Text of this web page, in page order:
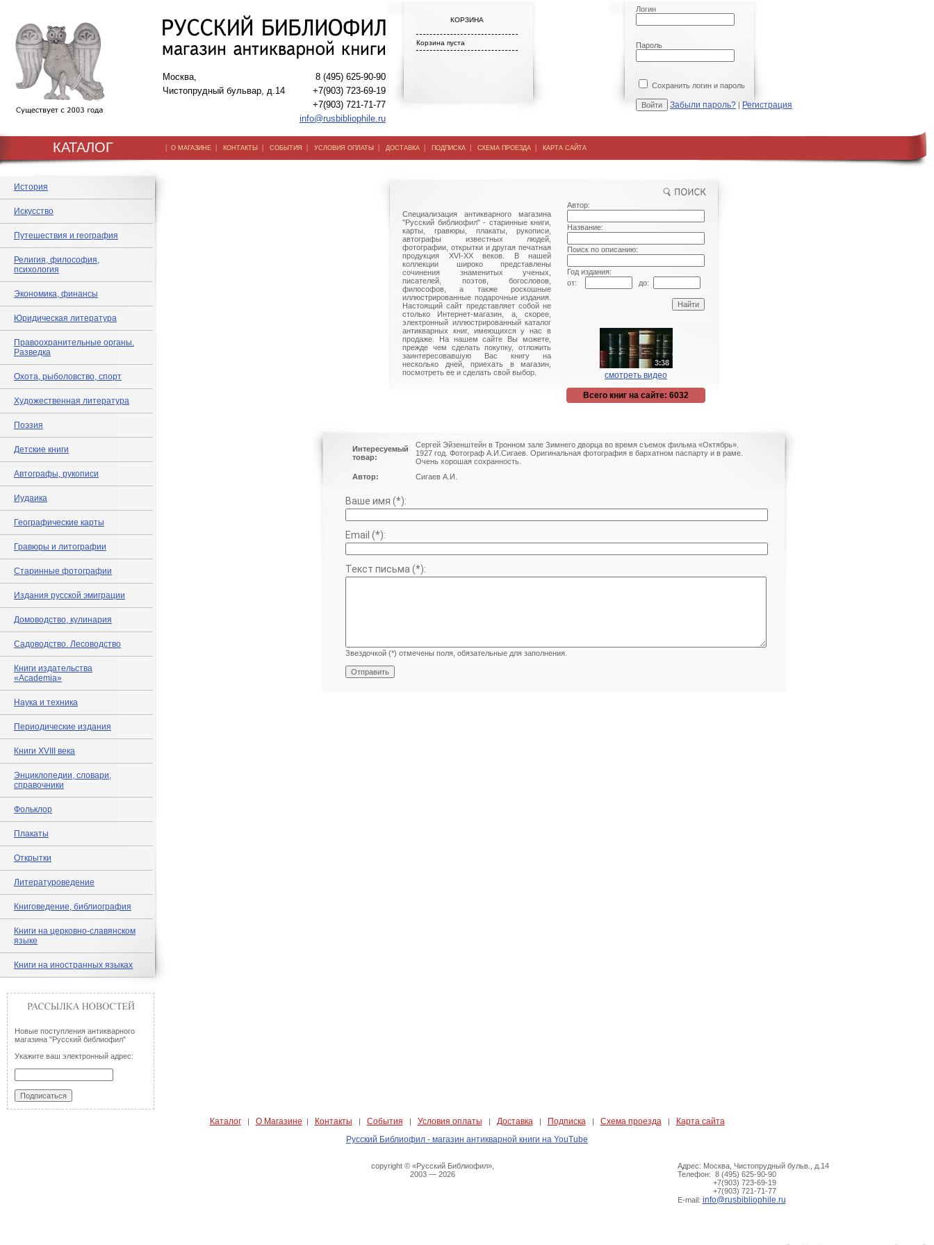
Москва,
Чистопрудный бульвар, д.14
8 (495) 625-90-90
+7(903) 723-69-19
+7(903) 721-71-77
info@rusbibliophile.ru
КОРЗИНА
Корзина пуста
Логин
Пароль
Сохранить логин и пароль
Забыли пароль? | Регистрация
КАТАЛОГ | О МАГАЗИНЕ | КОНТАКТЫ | СОБЫТИЯ | УСЛОВИЯ ОПЛАТЫ | ДОСТАВКА | ПОДПИСКА | СХЕМА ПРОЕЗДА | КАРТА САЙТА
История
Искусство
Путешествия и география
Религия, философия,
психология
Экономика, финансы
Юридическая литература
Правоохранительные органы.
Разведка
Охота, рыболовство, спорт
Художественная литература
Поэзия
Детские книги
Автографы, рукописи
Иудаика
Географические карты
Гравюры и литографии
Старинные фотографии
Издания русской эмиграции
Домоводство, кулинария
Садоводство. Лесоводство
Книги издательства
«Academia»
Наука и техника
Периодические издания
Книги XVIII века
Энциклопедии, словари,
справочники
Фольклор
Плакаты
Открытки
Литературоведение
Книговедение, библиография
Книги на церковно-славянском
языке
Книги на иностранных языках
Новые поступления антикварного
магазина "Русский библиофил"
Укажите ваш электронный адрес:
Специализация антикварного магазина
"Русский библиофил" - старинные книги,
карты, гравюры, плакаты, рукописи,
автографы известных людей,
фотографии, открытки и другая печатная
продукция XVI-XX веков. В нашей
коллекции широко представлены
сочинения знаменитых ученых,
писателей, поэтов, богословов,
философов, а также роскошные
иллюстрированные подарочные издания.
Настоящий сайт представляет собой не
столько Интернет-магазин, а, скорее,
электронный иллюстрированный каталог
антикварных книг, имеющихся у нас в
продаже. На нашем сайте Вы можете,
прежде чем сделать покупку, отложить
заинтересовавшую Вас книгу на
несколько дней, приехать в магазин,
посмотреть ее и сделать свой выбор.
Автор:
Название:
Поиск по описанию:
Год издания:
от:
до:
смотреть видео
Всего книг на сайте: 6032
Интересуемый
товар:
Сергей Эйзенштейн в Тронном зале Зимнего дворца во время съемок фильма «Октябрь».
1927 год. Фотограф А.И.Сигаев. Оригинальная фотография в бархатном паспарту и в раме.
Очень хорошая сохранность.
Автор:
Сигаев А.И.
Ваше имя (*):
Email (*):
Текст письма (*):
Звездочкой (*) отмечены поля, обязательные для заполнения.
Каталог| О Магазине | Контакты | События | Условия оплаты | Доставка | Подписка | Схема проезда |
Карта сайта
Русский Библиофил - магазин антикварной книги на YouTube
copyright © «Русский Библиофил»,
2003 — 2026
Адрес: Москва, Чистопрудный бульв., д.14
Телефон: 8 (495) 625-90-90
+7(903) 723-69-19
+7(903) 721-71-77
E-mail: info@rusbibliophile.ru